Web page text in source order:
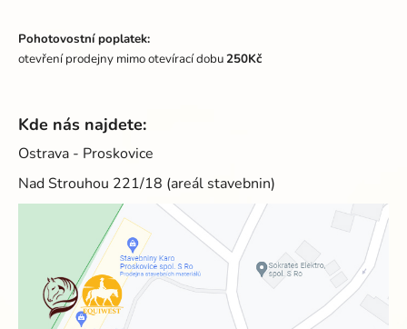
Pohotovostní poplatek:
otevření prodejny mimo otevírací dobu250Kč
Kde nás najdete:
Ostrava - Proskovice
Nad Strouhou 221/18 (areál stavebnin)